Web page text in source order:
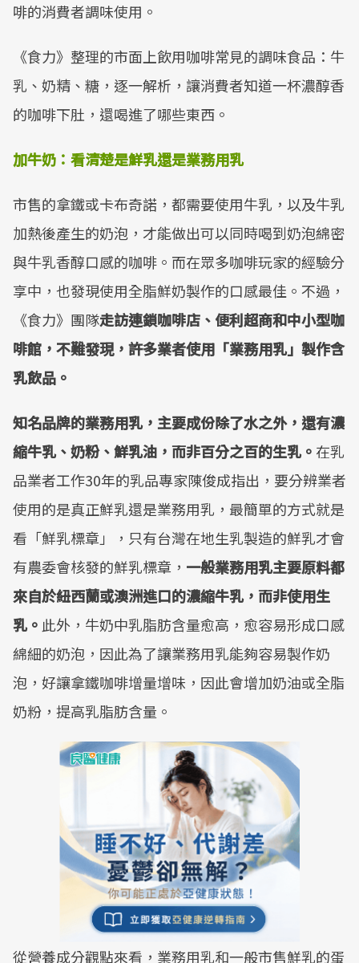
啡的消費者調味使用。
《食力》整理的市面上飲用咖啡常見的調味食品：牛
乳、奶精、糖，逐一解析，讓消費者知道一杯濃醇香
的咖啡下肚，還喝進了哪些東西。
加牛奶：看清楚是鮮乳還是業務用乳
市售的拿鐵或卡布奇諾，都需要使用牛乳，以及牛乳
加熱後產生的奶泡，才能做出可以同時喝到奶泡綿密
與牛乳香醇口感的咖啡。而在眾多咖啡玩家的經驗分
享中，也發現使用全脂鮮奶製作的口感最佳。不過，
《食力》團隊走訪連鎖咖啡店、便利超商和中小型咖
啡館，不難發現，許多業者使用「業務用乳」製作含
乳飲品。
知名品牌的業務用乳，主要成份除了水之外，還有濃
縮牛乳、奶粉、鮮乳油，而非百分之百的生乳。 在乳
品業者工作30年的乳品專家陳俊成指出，要分辨業者
使用的是真正鮮乳還是業務用乳，最簡單的方式就是
看「鮮乳標章」，只有台灣在地生乳製造的鮮乳才會
有農委會核發的鮮乳標章， 一般業務用乳主要原料都
來自於紐西蘭或澳洲進口的濃縮牛乳，而非使用生
乳。 此外，牛奶中乳脂肪含量愈高，愈容易形成口感
綿細的奶泡，因此為了讓業務用乳能夠容易製作奶
泡，好讓拿鐵咖啡增量增味，因此會增加奶油或全脂
奶粉，提高乳脂肪含量。
從營養成分觀點來看，業務用乳和一般市售鮮乳的蛋